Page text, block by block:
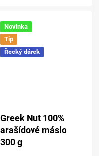
Novinka
Tip
Řecký dárek
Greek Nut 100%
arašídové máslo
300 g